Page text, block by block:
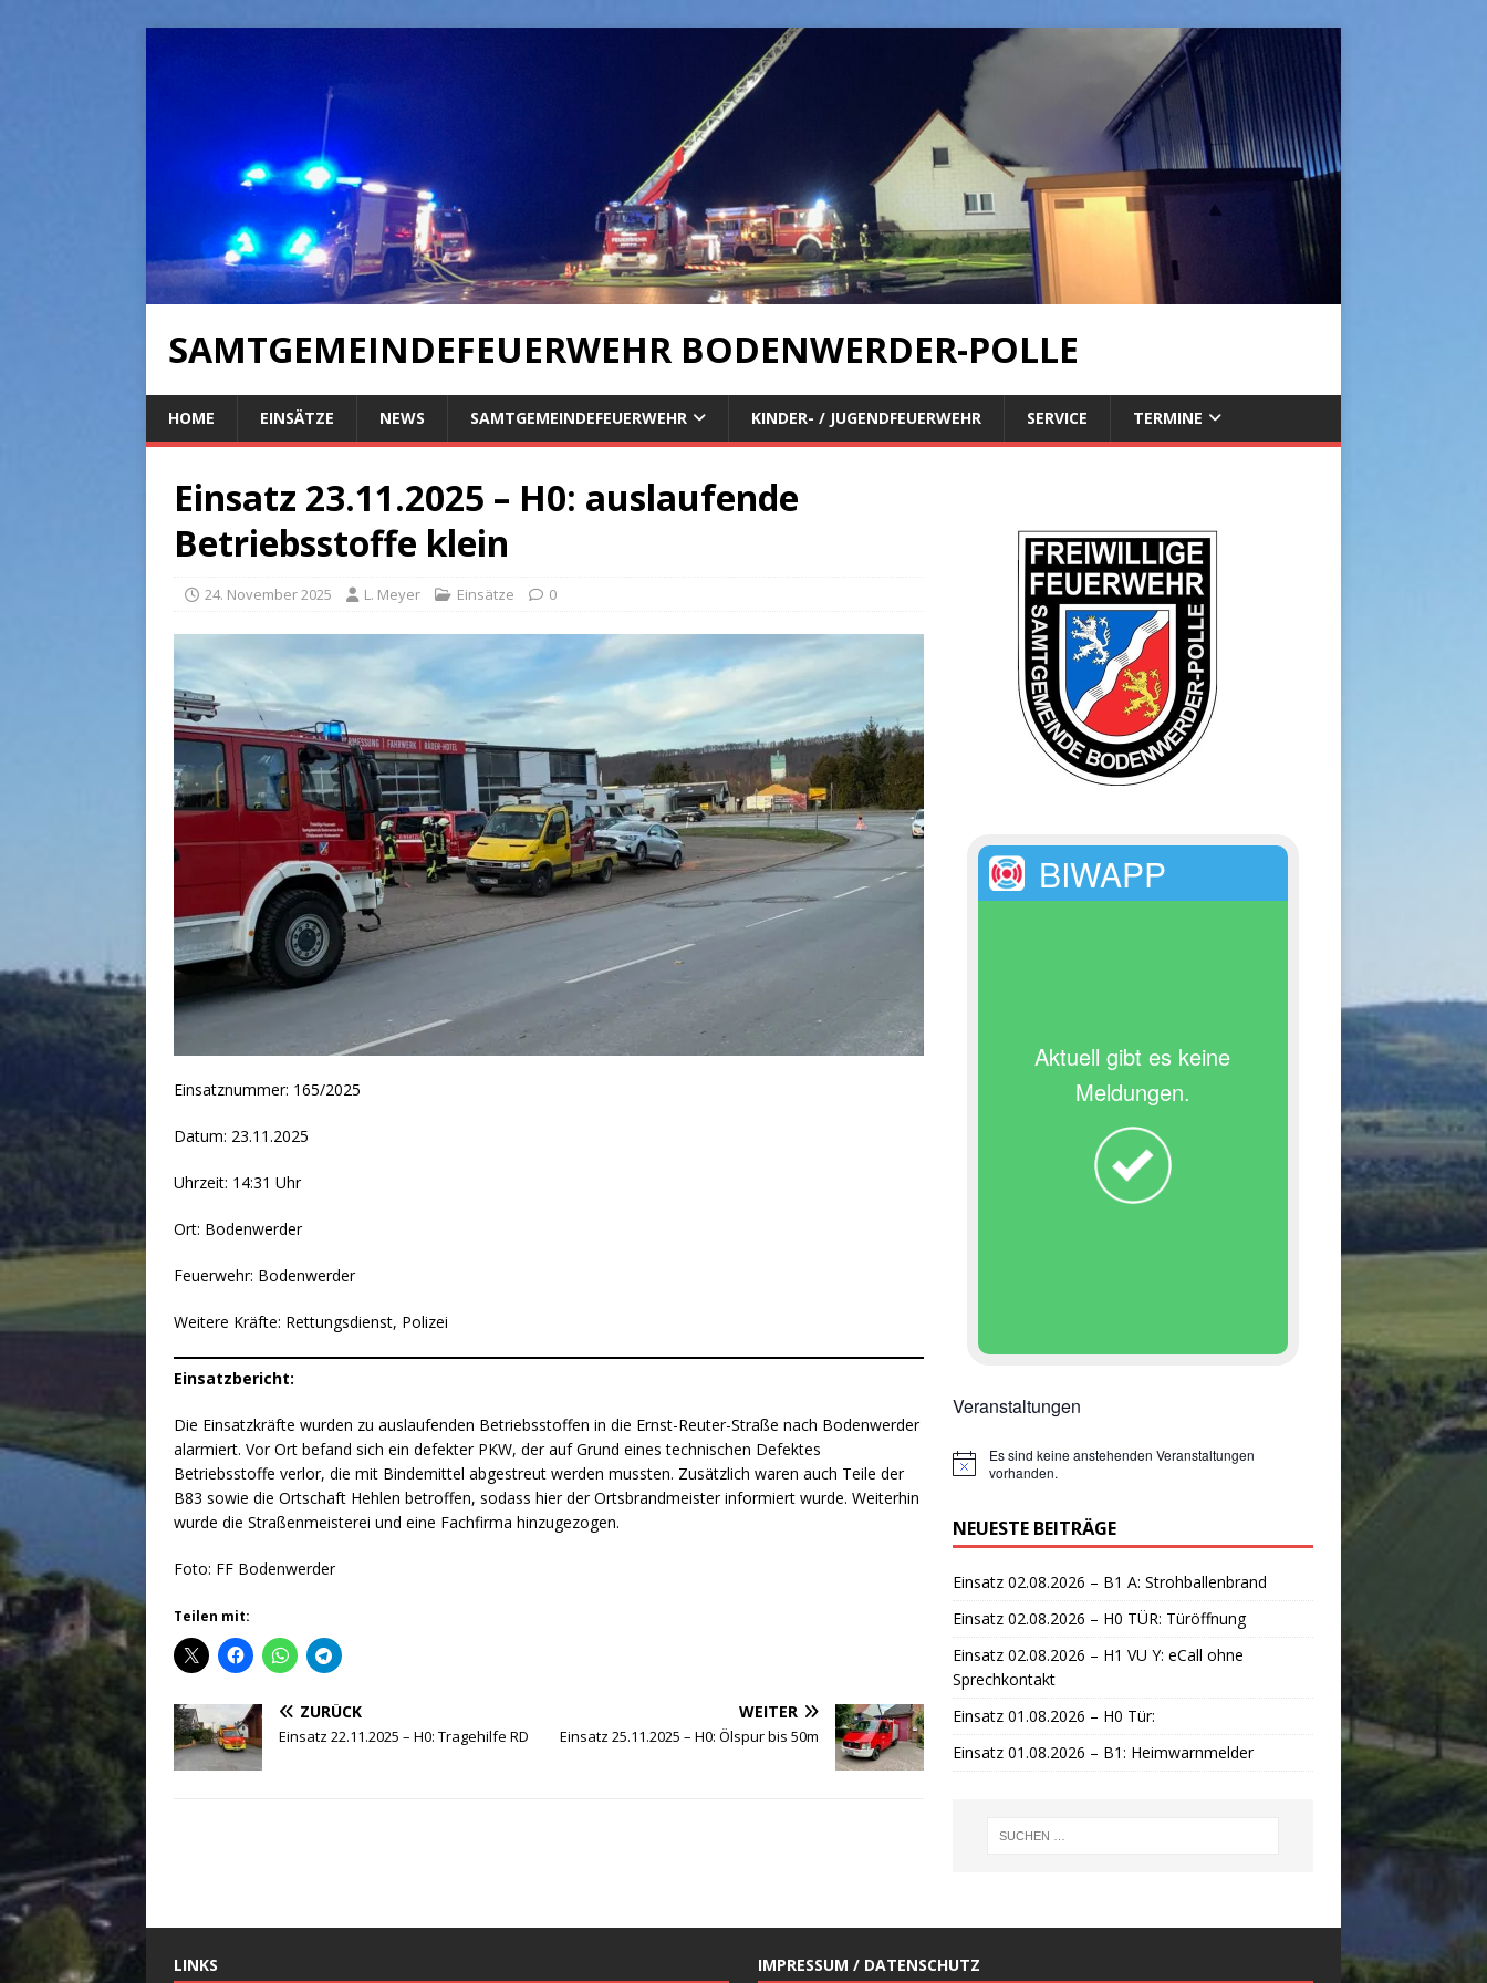
SAMTGEMEINDEFEUERWEHR BODENWERDER-POLLE
HOME EINSÄTZE NEWS SAMTGEMEINDEFEUERWEHR KINDER- / JUGENDFEUERWEHR SERVICE TERMINE
Einsatz 23.11.2025 – H0: auslaufende
Betriebsstoffe klein
24. November 2025 L. Meyer Einsätze 0
Einsatznummer: 165/2025
Datum: 23.11.2025
Uhrzeit: 14:31 Uhr
Ort: Bodenwerder
Feuerwehr: Bodenwerder
Weitere Kräfte: Rettungsdienst, Polizei
Einsatzbericht:
Die Einsatzkräfte wurden zu auslaufenden Betriebsstoffen in die Ernst-Reuter-Straße nach Bodenwerder
alarmiert. Vor Ort befand sich ein defekter PKW, der auf Grund eines technischen Defektes
Betriebsstoffe verlor, die mit Bindemittel abgestreut werden mussten. Zusätzlich waren auch Teile der
B83 sowie die Ortschaft Hehlen betroffen, sodass hier der Ortsbrandmeister informiert wurde. Weiterhin
wurde die Straßenmeisterei und eine Fachfirma hinzugezogen.
Foto: FF Bodenwerder
Teilen mit:
ZURÜCK
Einsatz 22.11.2025 – H0: Tragehilfe RD
WEITER
Einsatz 25.11.2025 – H0: Ölspur bis 50m
BIWAPP
Aktuell gibt es keine
Meldungen.
Veranstaltungen
H
w
e
s
Es sind keine anstehenden Veranstaltungen
vorhanden.
NEUESTE BEITRÄGE
Einsatz 02.08.2026 – B1 A: Strohballenbrand
Einsatz 02.08.2026 – H0 TÜR: Türöffnung
Einsatz 02.08.2026 – H1 VU Y: eCall ohne
Sprechkontakt
Einsatz 01.08.2026 – H0 Tür:
Einsatz 01.08.2026 – B1: Heimwarnmelder
LINKS IMPRESSUM / DATENSCHUTZ